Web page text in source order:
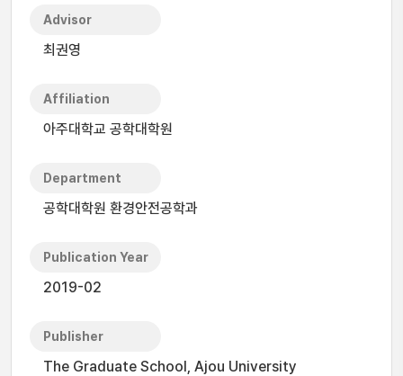
Advisor
최권영
Affiliation
아주대학교 공학대학원
Department
공학대학원 환경안전공학과
Publication Year
2019-02
Publisher
The Graduate School, Ajou University